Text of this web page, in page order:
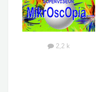
2,2 k